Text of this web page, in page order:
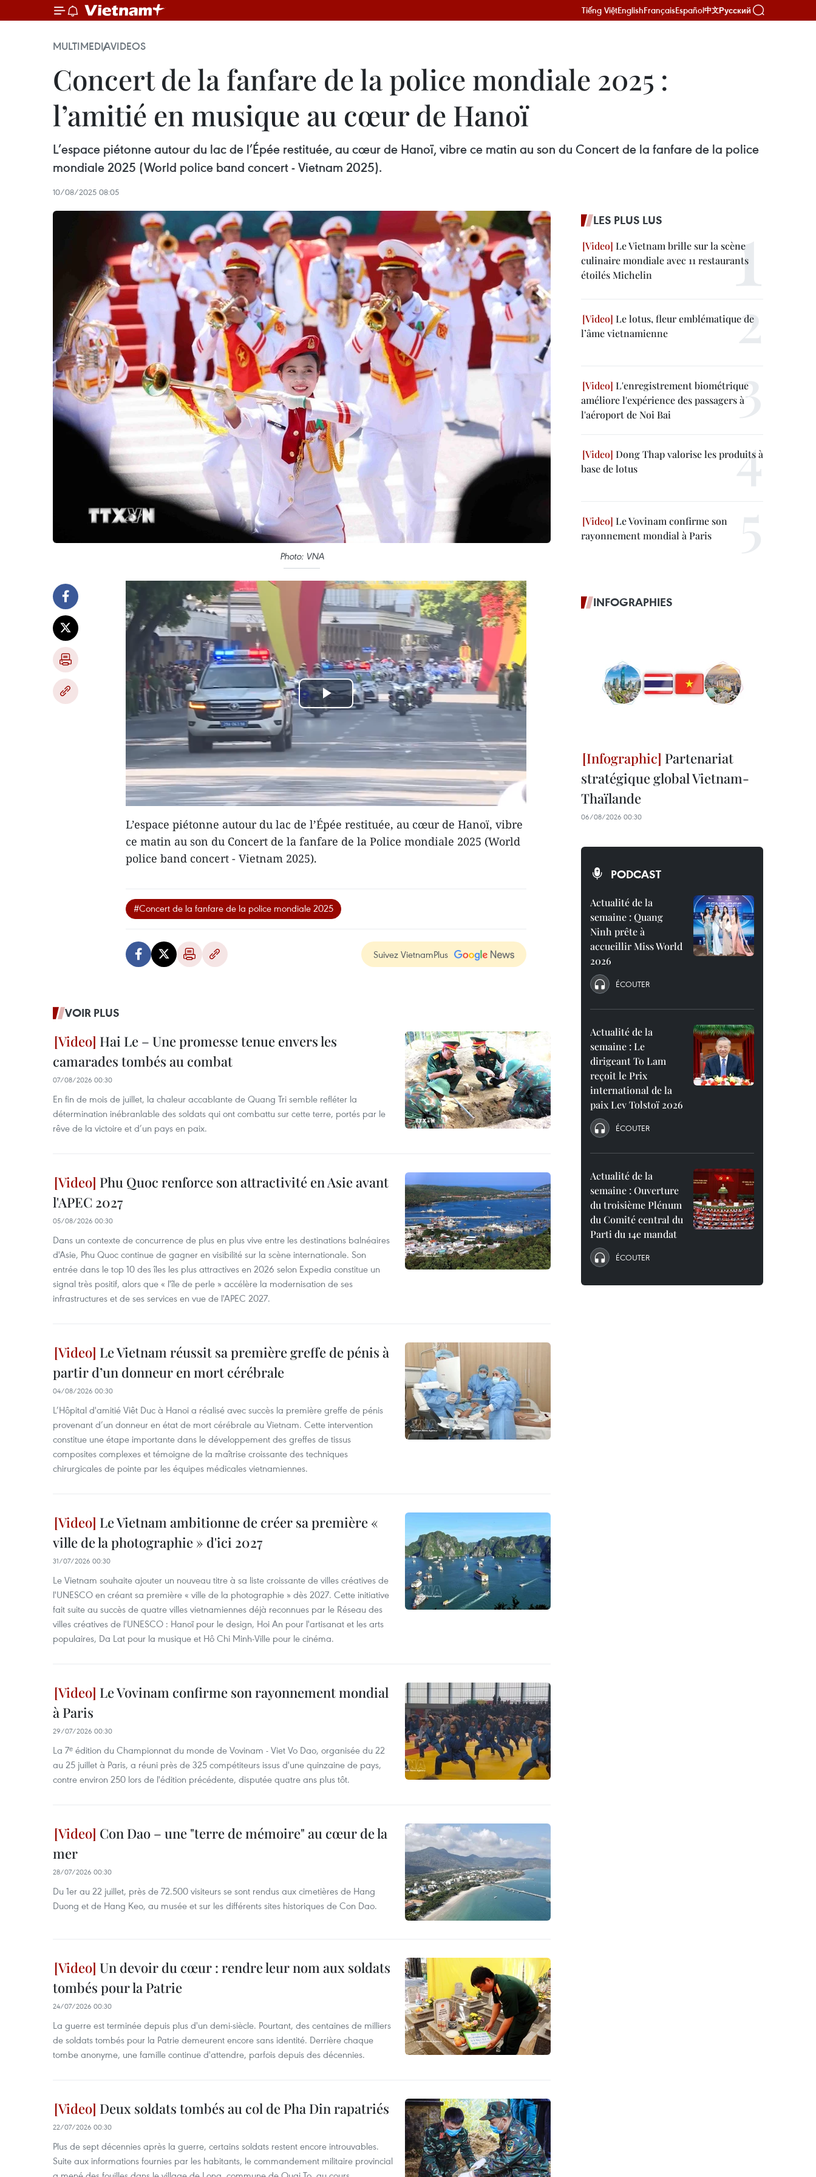
Tiếng ViệtEnglishFrançaisEspañol中文Русский
MULTIMEDIAVIDEOS
Concert de la fanfare de la police mondiale 2025 :
l’amitié en musique au cœur de Hanoï
L’espace piétonne autour du lac de l’Épée restituée, au cœur de Hanoï, vibre ce matin au son du Concert de la fanfare de la police
mondiale 2025 (World police band concert - Vietnam 2025).
10/08/2025 08:05
Photo: VNA
Play
Video
L’espace piétonne autour du lac de l’Épée restituée, au cœur de Hanoï, vibre
ce matin au son du Concert de la fanfare de la Police mondiale 2025 (World
police band concert - Vietnam 2025).
#Concert de la fanfare de la police mondiale 2025
Suivez VietnamPlus
VOIR PLUS
Hai Le – Une promesse tenue envers les
camarades tombés au combat
07/08/2026 00:30
En fin de mois de juillet, la chaleur accablante de Quang Tri semble refléter la
détermination inébranlable des soldats qui ont combattu sur cette terre, portés par le
rêve de la victoire et d’un pays en paix.
Phu Quoc renforce son attractivité en Asie avant
l'APEC 2027
05/08/2026 00:30
Dans un contexte de concurrence de plus en plus vive entre les destinations balnéaires
d'Asie, Phu Quoc continue de gagner en visibilité sur la scène internationale. Son
entrée dans le top 10 des îles les plus attractives en 2026 selon Expedia constitue un
signal très positif, alors que « l'île de perle » accélère la modernisation de ses
infrastructures et de ses services en vue de l'APEC 2027.
Le Vietnam réussit sa première greffe de pénis à
partir d’un donneur en mort cérébrale
04/08/2026 00:30
L’Hôpital d'amitié Viêt Duc à Hanoi a réalisé avec succès la première greffe de pénis
provenant d’un donneur en état de mort cérébrale au Vietnam. Cette intervention
constitue une étape importante dans le développement des greffes de tissus
composites complexes et témoigne de la maîtrise croissante des techniques
chirurgicales de pointe par les équipes médicales vietnamiennes.
Le Vietnam ambitionne de créer sa première «
ville de la photographie » d'ici 2027
31/07/2026 00:30
Le Vietnam souhaite ajouter un nouveau titre à sa liste croissante de villes créatives de
l'UNESCO en créant sa première « ville de la photographie » dès 2027. Cette initiative
fait suite au succès de quatre villes vietnamiennes déjà reconnues par le Réseau des
villes créatives de l'UNESCO : Hanoï pour le design, Hoi An pour l'artisanat et les arts
populaires, Da Lat pour la musique et Hô Chi Minh-Ville pour le cinéma.
Le Vovinam confirme son rayonnement mondial
à Paris
29/07/2026 00:30
La 7ᵉ édition du Championnat du monde de Vovinam - Viet Vo Dao, organisée du 22
au 25 juillet à Paris, a réuni près de 325 compétiteurs issus d'une quinzaine de pays,
contre environ 250 lors de l'édition précédente, disputée quatre ans plus tôt.
Con Dao – une "terre de mémoire" au cœur de la
mer
28/07/2026 00:30
Du 1er au 22 juillet, près de 72.500 visiteurs se sont rendus aux cimetières de Hang
Duong et de Hang Keo, au musée et sur les différents sites historiques de Con Dao.
Un devoir du cœur : rendre leur nom aux soldats
tombés pour la Patrie
24/07/2026 00:30
La guerre est terminée depuis plus d'un demi-siècle. Pourtant, des centaines de milliers
de soldats tombés pour la Patrie demeurent encore sans identité. Derrière chaque
tombe anonyme, une famille continue d'attendre, parfois depuis des décennies.
Deux soldats tombés au col de Pha Din rapatriés
22/07/2026 00:30
Plus de sept décennies après la guerre, certains soldats restent encore introuvables.
Suite aux informations fournies par les habitants, le commandement militaire provincial
LES PLUS LUS
Le Vietnam brille sur la scène
culinaire mondiale avec 11 restaurants
étoilés Michelin
Le lotus, fleur emblématique de
l’âme vietnamienne
L'enregistrement biométrique
améliore l'expérience des passagers à
l'aéroport de Noi Bai
Dong Thap valorise les produits à
base de lotus
Le Vovinam confirme son
rayonnement mondial à Paris
INFOGRAPHIES
Partenariat
stratégique global Vietnam-
Thaïlande
06/08/2026 00:30
PODCAST
Actualité de la
semaine : Quang
Ninh prête à
accueillir Miss World
2026
ÉCOUTER
Actualité de la
semaine : Le
dirigeant To Lam
reçoit le Prix
international de la
paix Lev Tolstoï 2026
ÉCOUTER
Actualité de la
semaine : Ouverture
du troisième Plénum
du Comité central du
Parti du 14e mandat
ÉCOUTER